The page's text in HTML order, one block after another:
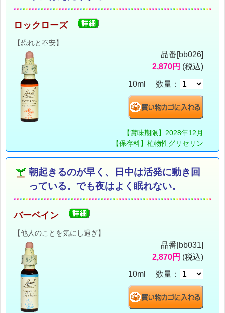
ロックローズ
【恐れと不安】
品番[bb026]
2,870円 (税込)
10ml 数量：
【賞味期限】2028年12月
【保存料】植物性グリセリン
朝起きるのが早く、日中は活発に動き回
っている。でも夜はよく眠れない。
バーベイン
【他人のことを気にし過ぎ】
品番[bb031]
2,870円 (税込)
10ml 数量：